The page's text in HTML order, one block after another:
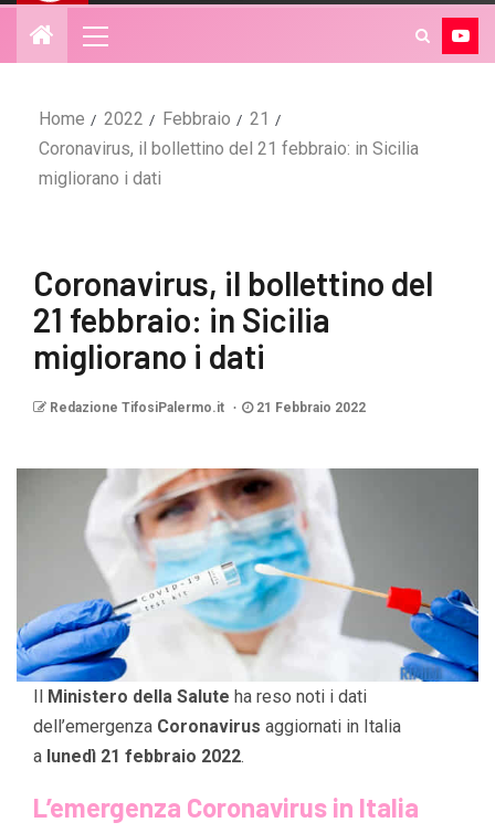
Home 2022 Febbraio
21
Coronavirus, il bollettino del 21 febbraio: in Sicilia
migliorano i dati
Coronavirus, il bollettino del
21 febbraio: in Sicilia
migliorano i dati
Redazione TifosiPalermo.it 21 Febbraio 2022
Il Ministero della Salute ha reso noti i dati
dell’emergenza Coronavirus aggiornati in Italia
a lunedì 21 febbraio 2022.
L’emergenza Coronavirus in Italia